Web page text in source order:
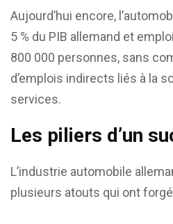
Aujourd’hui encore,
5 % du PIB allemand et
800 000 personnes, sans
d’emplois indirects liés à la
services.
Les piliers d’un
L’industrie automobile
plusieurs atouts qui ont